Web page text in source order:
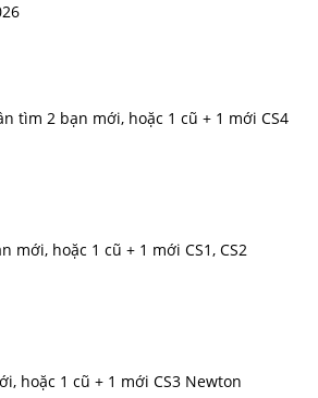
tìm 2 bạn mới, hoặc 1 cũ + 1 mới CS4
mới, hoặc 1 cũ + 1 mới CS1, CS2
hoặc 1 cũ + 1 mới CS3 Newton